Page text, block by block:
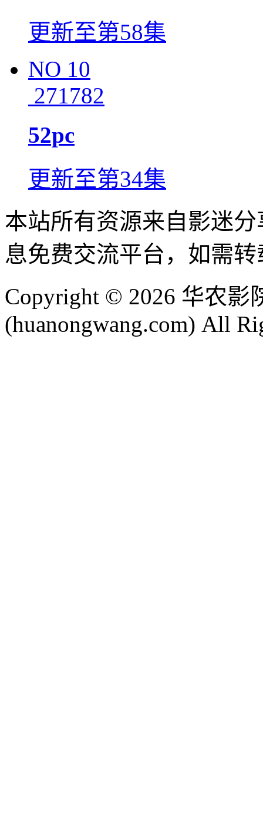
更新至第58集
NO 10
271782
52pc
更新至第34集
本站所有资源来自影迷
息免费交流平台，如需
Copyright © 2026 华农影
(huanongwang.com) All